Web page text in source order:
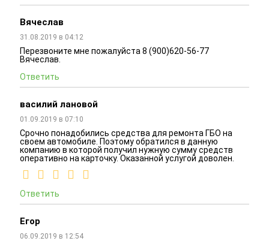
Вячеслав
31.08.2019 в 04:12
Перезвоните мне пожалуйста 8 (900)620-56-77
Вячеслав.
Ответить
василий лановой
01.09.2019 в 07:10
Срочно понадобились средства для ремонта ГБО на
своем автомобиле. Поэтому обратился в данную
компанию в которой получил нужную сумму средств
оперативно на карточку. Оказанной услугой доволен.
Ответить
Егор
06.09.2019 в 12:54